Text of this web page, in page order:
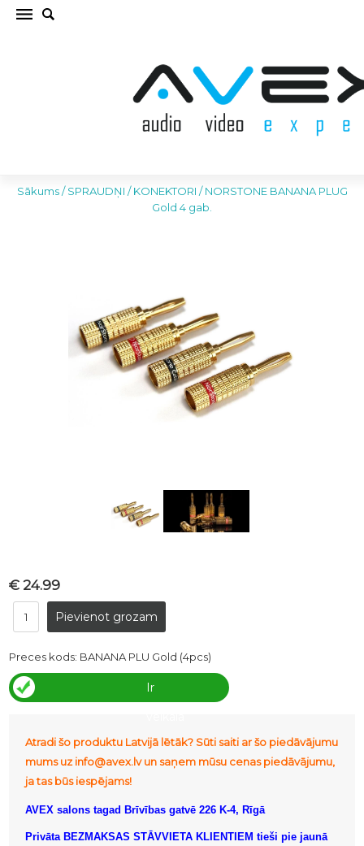
Sākums/SPRAUDŅI / KONEKTORI /NORSTONE BANANA PLUG
Gold 4 gab.
€ 24.99
Preces kods: BANANA PLU Gold (4pcs)
Ir
Atradi šo produktu Latvijā lētāk? Sūti saiti ar šo piedāvājumu
mums uz info@avex.lv un saņem mūsu cenas piedāvājumu,
ja tas būs iespējams!
AVEX salons tagad Brīvības gatvē 226 K-4, Rīgā
Privāta BEZMAKSAS STĀVVIETA KLIENTIEM tieši pie jaunā